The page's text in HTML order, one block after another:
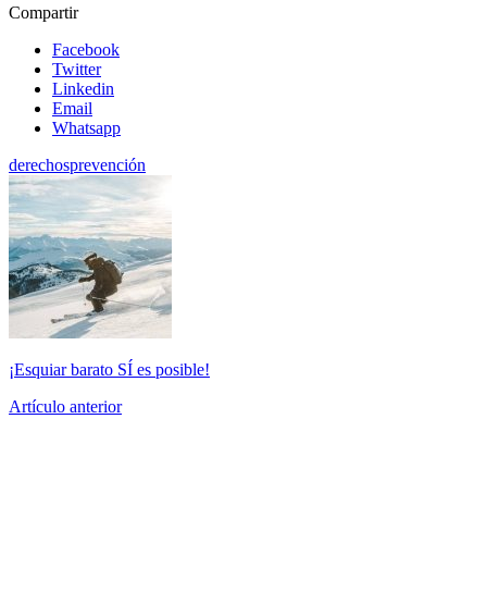
Compartir
Facebook
Twitter
Linkedin
Email
Whatsapp
derechosprevención
¡Esquiar barato SÍ es posible!
Artículo anterior